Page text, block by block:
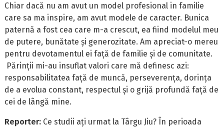
Chiar dacă nu am avut un model profesional in familie
care sa ma inspire, am avut modele de caracter. Bunica
paternă a fost cea care m-a crescut, ea fiind modelul meu
de putere, bunătate și generozitate. Am apreciat-o mereu
pentru devotamentul ei față de familie și de comunitate.
Părinții mi-au insuflat valori care mă definesc azi:
responsabilitatea față de muncă, perseverența, dorința
de a evolua constant, respectul și o grijă profundă față de
cei de lângă mine.
Reporter: Ce studii ați urmat la Târgu Jiu? În perioada